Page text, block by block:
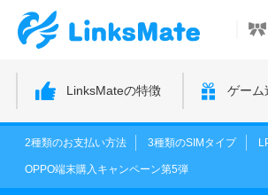
LinksMateの特徴 ゲーム
2種類のお支払い方法 3種類のSIMタイプ
OPPO端末購入キャンペーン第5弾